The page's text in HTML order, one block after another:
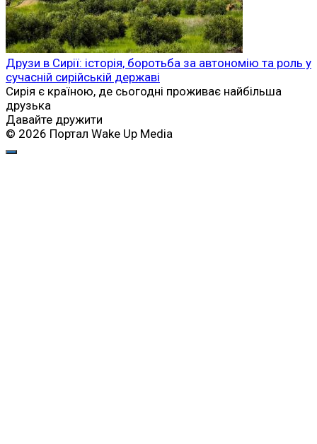
Друзи в Сирії: історія, боротьба за автономію та роль у
сучасній сирійській державі
Сирія є країною, де сьогодні проживає найбільша
друзька
Давайте дружити
© 2026 Портал Wake Up Media